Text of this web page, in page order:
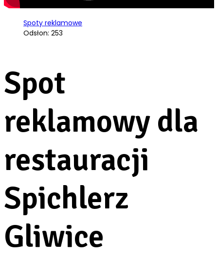
Spoty reklamowe
Odsłon: 253
Spot
reklamowy dla
restauracji
Spichlerz
Gliwice